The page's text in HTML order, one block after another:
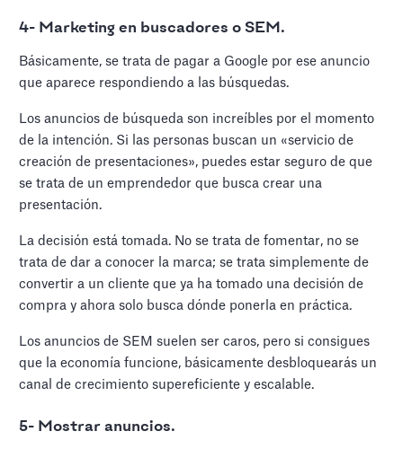
4- Marketing en buscadores o SEM.
Básicamente, se trata de pagar a Google por ese anuncio
que aparece respondiendo a las búsquedas.
Los anuncios de búsqueda son increíbles por el momento
de la intención. Si las personas buscan un «servicio de
creación de presentaciones», puedes estar seguro de que
se trata de un emprendedor que busca crear una
presentación.
La decisión está tomada. No se trata de fomentar, no se
trata de dar a conocer la marca; se trata simplemente de
convertir a un cliente que ya ha tomado una decisión de
compra y ahora solo busca dónde ponerla en práctica.
Los anuncios de SEM suelen ser caros, pero si consigues
que la economía funcione, básicamente desbloquearás un
canal de crecimiento supereficiente y escalable.
5- Mostrar anuncios.